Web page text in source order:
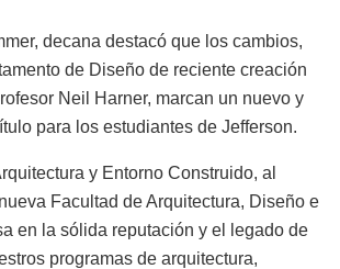
decana destacó que los cambios,
de Diseño de reciente creación
Neil Harner, marcan un nuevo y
para los estudiantes de Jefferson.
y Entorno Construido, al
Facultad de Arquitectura, Diseño e
en la sólida reputación y el legado de
programas de arquitectura,